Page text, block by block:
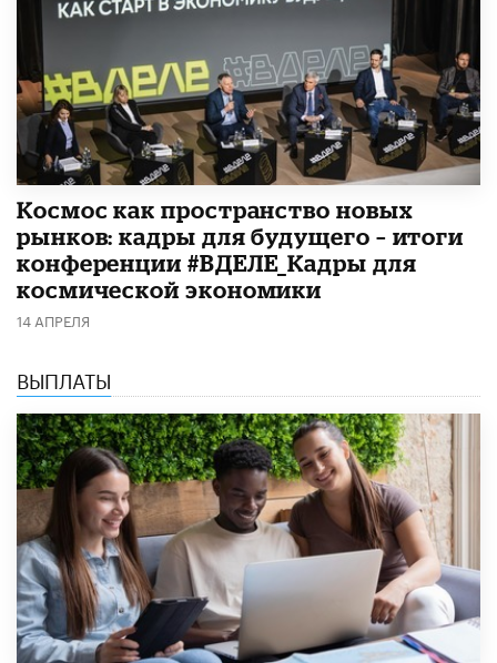
Космос как пространство новых
рынков: кадры для будущего – итоги
конференции #ВДЕЛЕ_Кадры для
космической экономики
14 АПРЕЛЯ
ВЫПЛАТЫ